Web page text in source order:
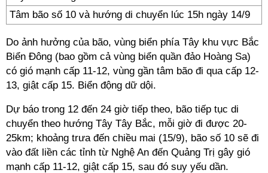
Tâm bão số 10 và hướng di chuyển lúc 15h ngày 14/9
Do ảnh hưởng của bão, vùng biển phía Tây khu vực Bắc
Biển Đông (bao gồm cả vùng biển quần đảo Hoàng Sa)
có gió mạnh cấp 11-12, vùng gần tâm bão đi qua cấp 12-
13, giật cấp 15. Biển động dữ dội.
Dự báo trong 12 đến 24 giờ tiếp theo, bão tiếp tục di
chuyển theo hướng Tây Tây Bắc, mỗi giờ đi được 20-
25km; khoảng trưa đến chiều mai (15/9), bão số 10 sẽ đi
vào đất liền các tỉnh từ Nghệ An đến Quảng Trị gây gió
mạnh cấp 11-12, giật cấp 15, sau đó suy yếu dần.